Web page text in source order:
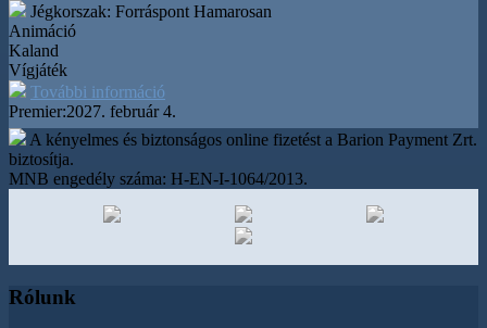
Jégkorszak: Forráspont Hamarosan
Animáció
Kaland
Vígjáték
További információ
Premier:2027. február 4.
A kényelmes és biztonságos online fizetést a Barion Payment Zrt.
biztosítja.
MNB engedély száma: H-EN-I-1064/2013.
Rólunk